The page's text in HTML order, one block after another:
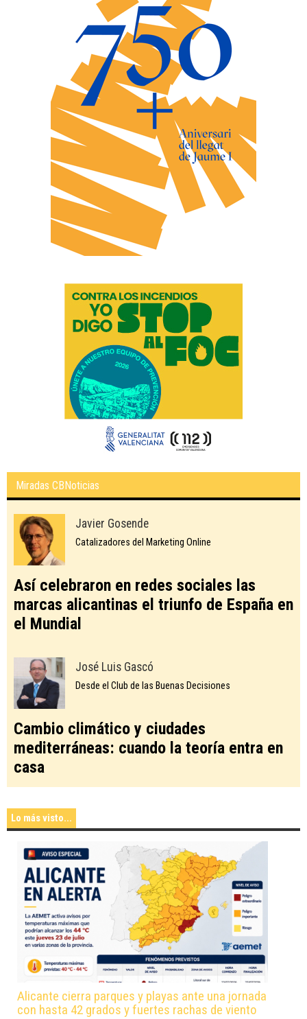
Miradas CBNoticias
Javier Gosende
Catalizadores del Marketing Online
Así celebraron en redes sociales las
marcas alicantinas el triunfo de España en
el Mundial
José Luis Gascó
Desde el Club de las Buenas Decisiones
Cambio climático y ciudades
mediterráneas: cuando la teoría entra en
casa
Lo más visto...
Alicante cierra parques y playas ante una jornada
con hasta 42 grados y fuertes rachas de viento